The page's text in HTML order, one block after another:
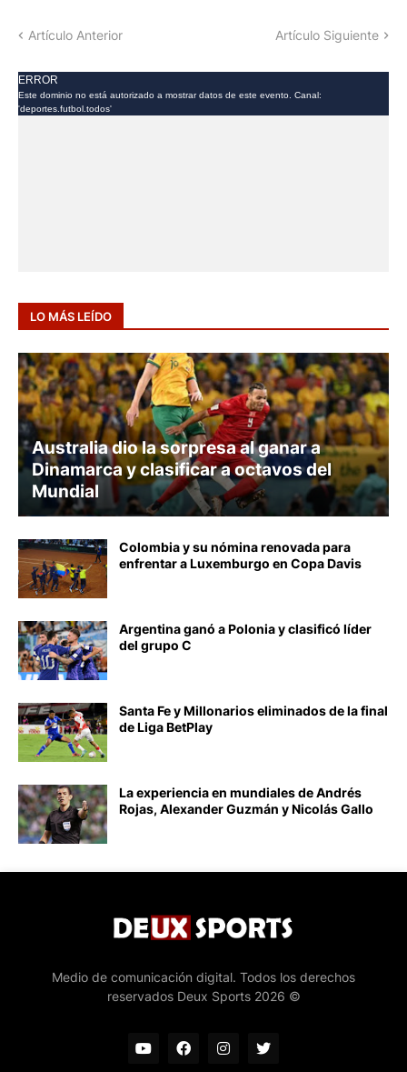
Artículo Anterior Artículo Siguiente
LO MÁS LEÍDO
AUSTRALIA
Australia dio la sorpresa al ganar a
Dinamarca y clasificar a octavos del
Mundial
Colombia y su nómina renovada para
enfrentar a Luxemburgo en Copa Davis
Argentina ganó a Polonia y clasificó líder
del grupo C
Santa Fe y Millonarios eliminados de la final
de Liga BetPlay
La experiencia en mundiales de Andrés
Rojas, Alexander Guzmán y Nicolás Gallo
Medio de comunicación digital. Todos los derechos
reservados Deux Sports 2026 ©